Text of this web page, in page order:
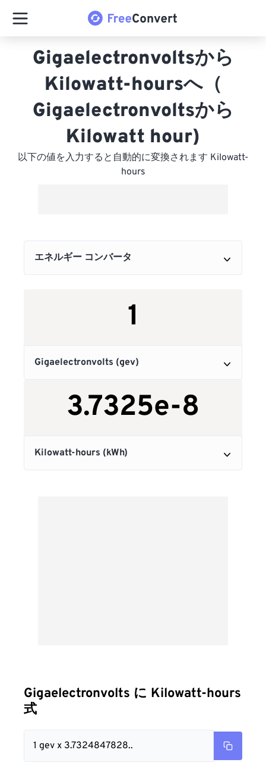
Gigaelectronvoltsから
Kilowatt-hoursへ（
Gigaelectronvoltsから
Kilowatt hour)
以下の値を入力すると自動的に変換されます Kilowatt-
hours
Gigaelectronvolts に Kilowatt-hours
式
1 gev x 3.7324847828..